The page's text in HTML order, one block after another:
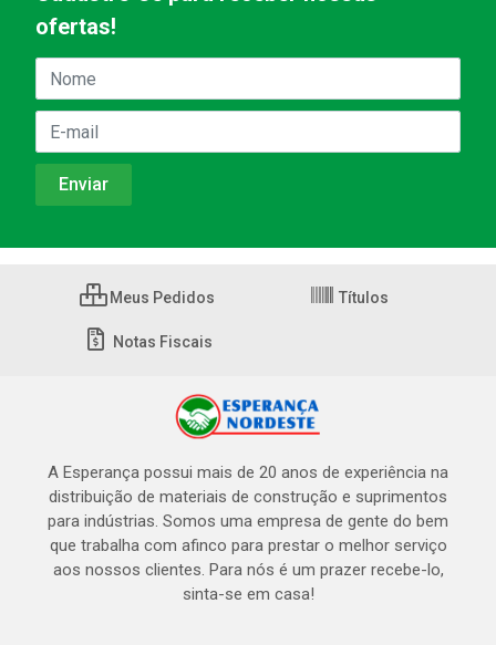
ofertas!
Meus Pedidos Títulos
Notas Fiscais
A Esperança possui mais de 20 anos de experiência na
distribuição de materiais de construção e suprimentos
para indústrias. Somos uma empresa de gente do bem
que trabalha com afinco para prestar o melhor serviço
aos nossos clientes. Para nós é um prazer recebe-lo,
sinta-se em casa!